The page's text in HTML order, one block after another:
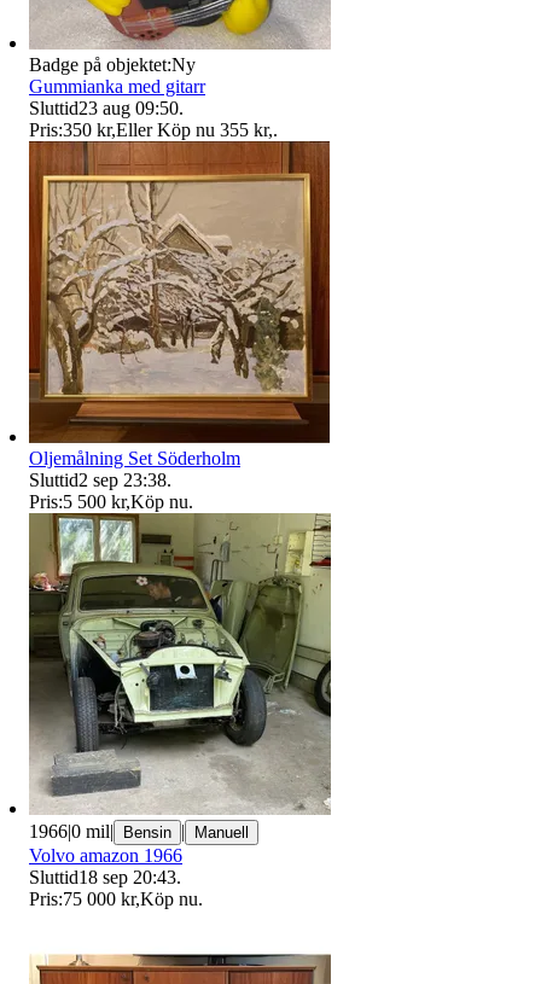
Badge på objektet:Ny
Gummianka med gitarr
Sluttid23 aug 09:50.
Pris:350 kr,Eller Köp nu 355 kr,.
Oljemålning Set Söderholm
Sluttid2 sep 23:38.
Pris:5 500 kr,Köp nu.
1966|0 mil| Bensin | Manuell
Volvo amazon 1966
Sluttid18 sep 20:43.
Pris:75 000 kr,Köp nu.